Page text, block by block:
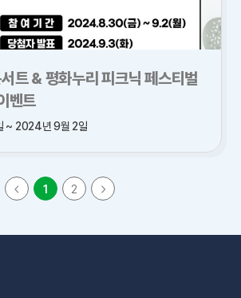
트 & 평화누리 피크닉 페스티벌
벤트
~ 2024년 9월 2일
1 2